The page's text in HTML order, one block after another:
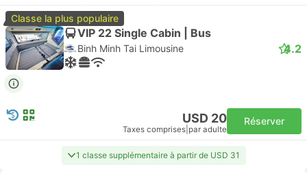
Classe la plus populaire
VIP 22 Single Cabin | Bus
Binh Minh Tai Limousine 4.2
USD 20
Taxes comprises par adulte
Réserver
1 classe supplémentaire à partir de USD 31